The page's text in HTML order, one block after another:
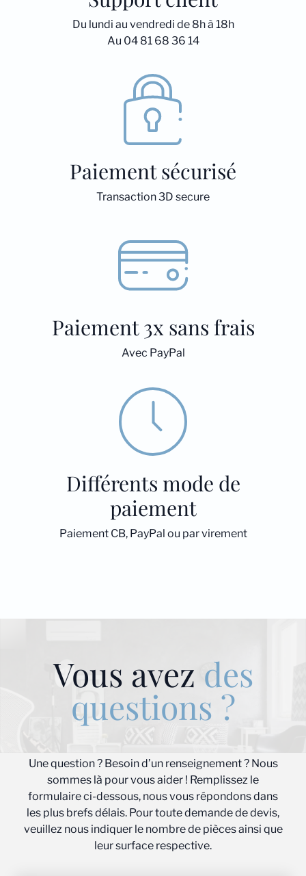
Du lundi au vendredi de 8h à 18h
Au 04 81 68 36 14
Paiement sécurisé
Transaction 3D secure
Paiement 3x sans frais
Avec PayPal
Différents mode de
paiement
Paiement CB, PayPal ou par virement
Vous avez des
questions ?
Une question ? Besoin d’un renseignement ? Nous
sommes là pour vous aider ! Remplissez le
formulaire ci-dessous, nous vous répondons dans
les plus brefs délais. Pour toute demande de devis,
veuillez nous indiquer le nombre de pièces ainsi que
leur surface respective.